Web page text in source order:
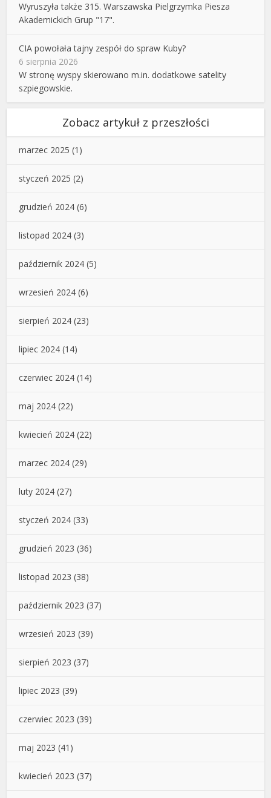
Wyruszyła także 315. Warszawska Pielgrzymka Piesza
Akademickich Grup "17".
CIA powołała tajny zespół do spraw Kuby?
6 sierpnia 2026
W stronę wyspy skierowano m.in. dodatkowe satelity
szpiegowskie.
Zobacz artykuł z przeszłości
marzec 2025 (1)
styczeń 2025 (2)
grudzień 2024 (6)
listopad 2024 (3)
październik 2024 (5)
wrzesień 2024 (6)
sierpień 2024 (23)
lipiec 2024 (14)
czerwiec 2024 (14)
maj 2024 (22)
kwiecień 2024 (22)
marzec 2024 (29)
luty 2024 (27)
styczeń 2024 (33)
grudzień 2023 (36)
listopad 2023 (38)
październik 2023 (37)
wrzesień 2023 (39)
sierpień 2023 (37)
lipiec 2023 (39)
czerwiec 2023 (39)
maj 2023 (41)
kwiecień 2023 (37)